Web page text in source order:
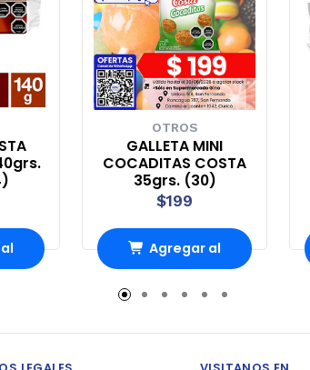
OTROS
GALLETA MINI
COCADITAS COSTA
35grs. (30)
$199
Agregar al
Carro